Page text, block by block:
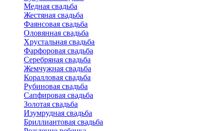
Медная свадьба
Жестяная свадьба
Фаянсовая свадьба
Оловянная свадьба
Хрустальная свадьба
Фарфоровая свадьба
Серебряная свадьба
Жемчужная свадьба
Коралловая свадьба
Рубиновая свадьба
Сапфировая свадьба
Золотая свадьба
Изумрудная свадьба
Бриллиантовая свадьба